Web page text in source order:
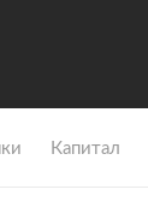
Капитал